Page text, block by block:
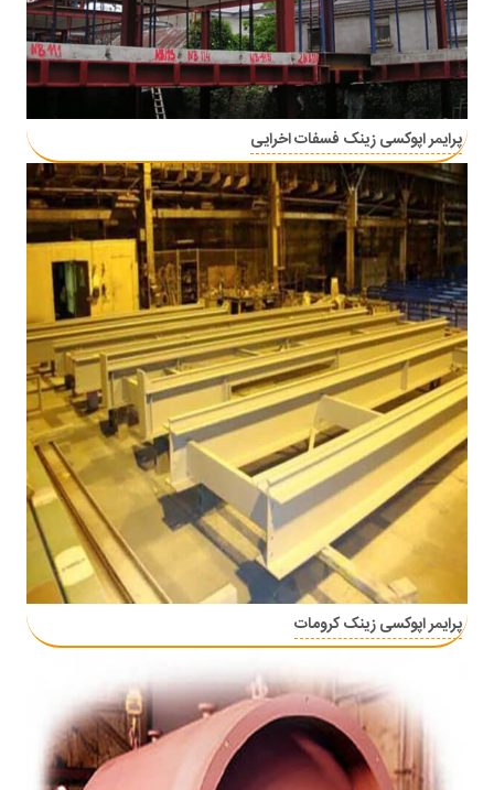
پرایمر اپوکسی زینک فسفات اخرایی
پرایمر اپوکسی زینک کرومات